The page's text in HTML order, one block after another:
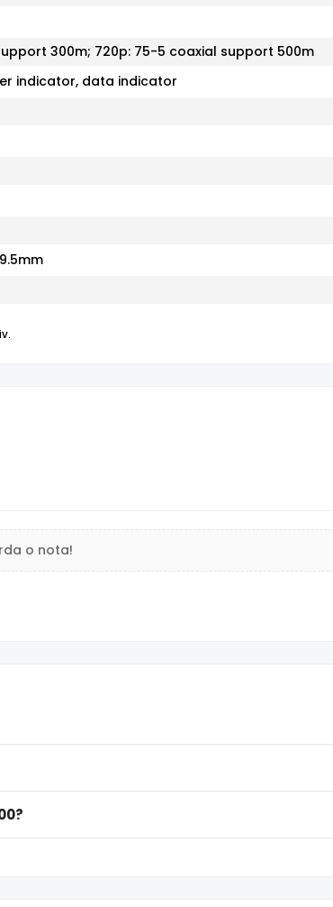
300m; 720p: 75-5 coaxial support 500m
indicator, data indicator
o nota!